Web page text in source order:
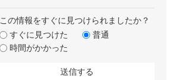
この情報をすぐに見つけられましたか？
すぐに見つけた
普通
時間がかかった